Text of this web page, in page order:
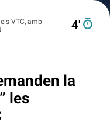
VTC, amb
4′
la
les